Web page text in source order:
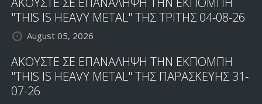
"THIS IS HEAVY METAL" ΤΗΣ ΤΡΙΤΗΣ 04-08-26
August 05, 2026
ΑΚΟΥΣΤΕ ΣΕ ΕΠΑΝΑΛΗΨΗ ΤΗΝ ΕΚΠΟΜΠΗ
"THIS IS HEAVY METAL" ΤΗΣ ΠΑΡΑΣΚΕΥΗΣ 31-
07-26